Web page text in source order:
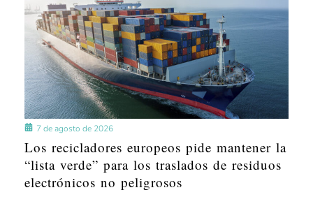
7 de agosto de 2026
Los recicladores europeos pide mantener la
“lista verde” para los traslados de residuos
electrónicos no peligrosos